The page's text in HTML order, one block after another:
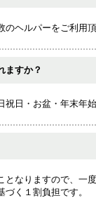
のヘルパーをご利用
ますか？
祝日・お盆・年末年
となりますので、一
く１割負担です。